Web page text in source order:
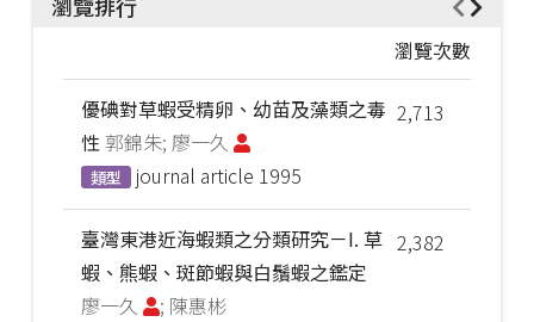
瀏覽次數
2,713
優碘對草蝦受精卵、幼苗及藻類之毒
性 郭錦朱; 廖一久
類型 journal article 1995
2,382
臺灣東港近海蝦類之分類研究－I. 草
蝦、熊蝦、斑節蝦與白鬚蝦之鑑定
廖一久
; 陳惠彬